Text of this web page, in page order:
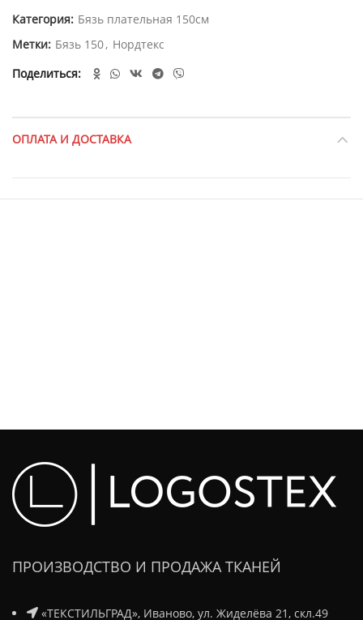
Категория: Бязь плательная 150см
Метки: Бязь 150, Нордтекс
Поделиться
ОПЛАТА И ДОСТАВКА
ПРОИЗВОДСТВО И ПРОДАЖА ТКАНЕЙ
«ТЕКСТИЛЬГРАД», Иваново, ул. Жиделёва 21, скл.49